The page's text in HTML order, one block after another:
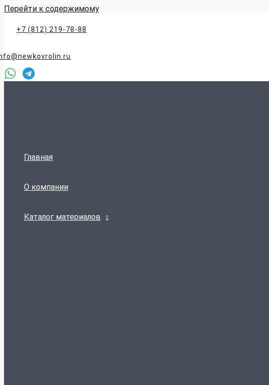
Перейти к содержимому
+7 (812) 219-78-88
Главная
О компании
Каталог материалов